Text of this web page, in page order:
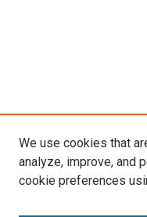
We use cookies that
analyze, improve, and
cookie preferences